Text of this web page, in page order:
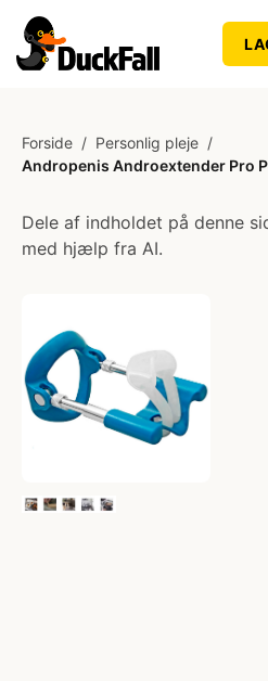
Forside / Personlig pleje /
Andropenis Androextender Pro
Dele af indholdet på denne
med hjælp fra AI.